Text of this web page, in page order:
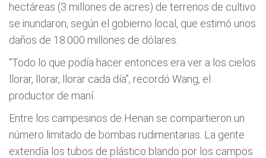
hectáreas (3 millones de acres) de terrenos de cultivo
se inundaron, según el gobierno local, que estimó unos
daños de 18.000 millones de dólares.
“Todo lo que podía hacer entonces era ver a los cielos
llorar, llorar, llorar cada día”, recordó Wang, el
productor de maní.
Entre los campesinos de Henan se compartieron un
número limitado de bombas rudimentarias. La gente
extendía los tubos de plástico blando por los campos